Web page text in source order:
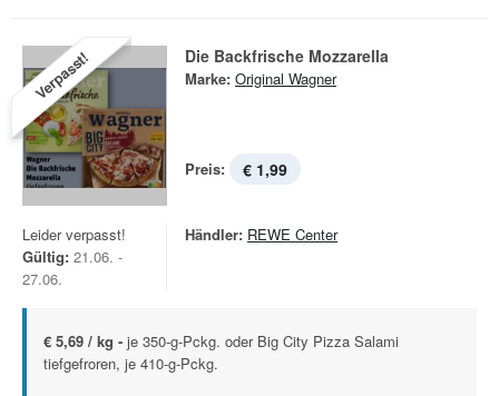
Verpasst! Die Backfrische Mozzarella
Marke: Original Wagner
Preis: € 1,99
Leider verpasst!
Gültig: 21.06. -
27.06.
Händler: REWE Center
€ 5,69 / kg - je 350-g-Pckg. oder Big City Pizza Salami
tiefgefroren, je 410-g-Pckg.